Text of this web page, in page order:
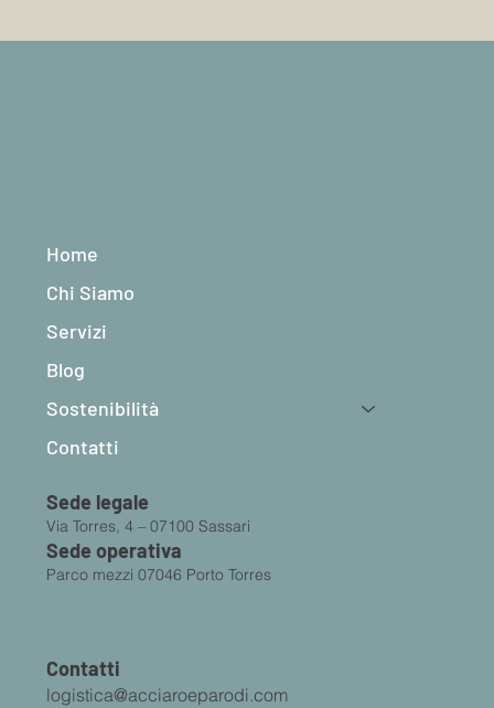
diventando un’emergenza europea
Home
Chi Siamo
Servizi
Blog
Sostenibilità
Contatti
Sede legale
Via Torres, 4 – 07100 Sassari
Sede operativa
Parco mezzi 07046 Porto Torres
Contatti
logistica@acciaroeparodi.com